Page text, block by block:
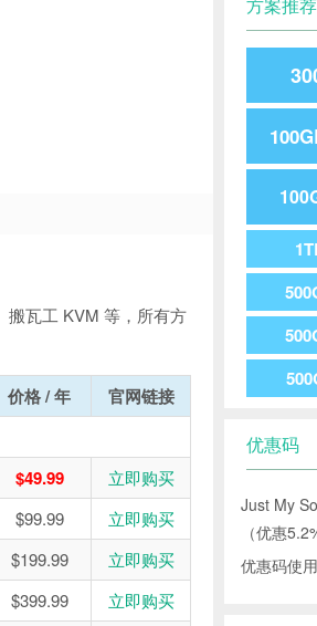
搬瓦工 KVM 等，所有方
价格 / 年
官网链接
$49.99
立即购买
$99.99
立即购买
$199.99
立即购买
$399.99
立即购买
优惠码
Just My
（优惠
优惠码使